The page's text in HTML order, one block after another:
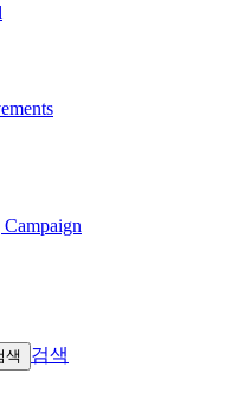
색
검색